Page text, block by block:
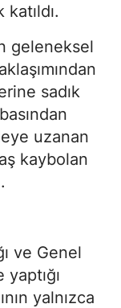
geleneksel
sadık
uzanan
kaybolan
ve Genel
yalnızca